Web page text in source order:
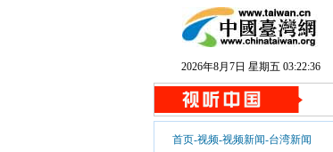
2026年8月7日 星期五 03:22:36
首页-视频-视频新闻-台湾新闻